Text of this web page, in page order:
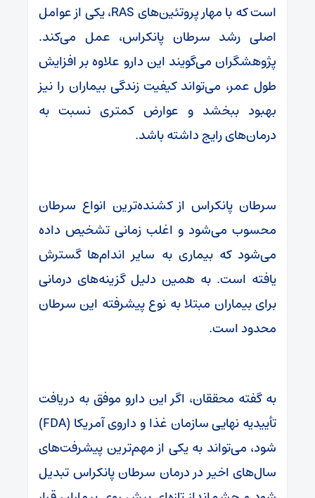
است که با مهار پروتئین‌های RAS، یکی از عوامل
اصلی رشد سرطان پانکراس، عمل می‌کند.
پژوهشگران می‌گویند این دارو علاوه بر افزایش
طول عمر، می‌تواند کیفیت زندگی بیماران را نیز
بهبود ببخشد و عوارض کمتری نسبت به
درمان‌های رایج داشته باشد.
سرطان پانکراس از کشنده‌ترین انواع سرطان
محسوب می‌شود و اغلب زمانی تشخیص داده
می‌شود که بیماری به سایر اندام‌ها گسترش
یافته است. به همین دلیل گزینه‌های درمانی
برای بیماران مبتلا به نوع پیشرفته این سرطان
محدود است.
به گفته محققان، اگر این دارو موفق به دریافت
تأییدیه نهایی سازمان غذا و داروی آمریکا (FDA)
شود، می‌تواند به یکی از مهم‌ترین پیشرفت‌های
سال‌های اخیر در درمان سرطان پانکراس تبدیل